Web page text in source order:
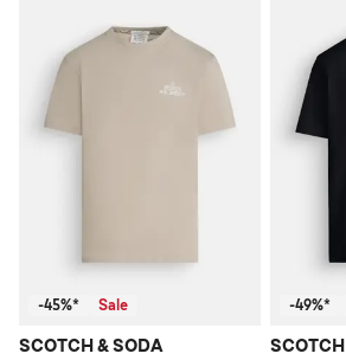
-45%* Sale
SCOTCH & SODA
-49%*